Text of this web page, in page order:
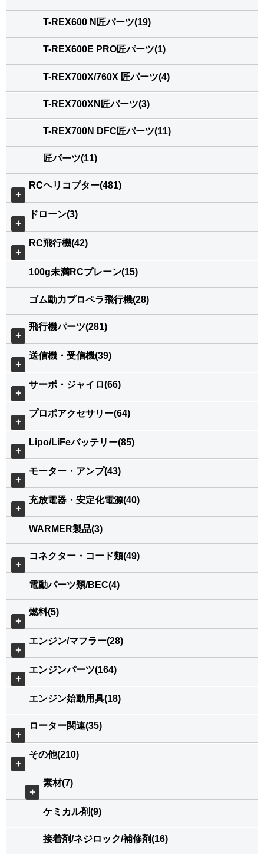
T-REX600 N匠パーツ(19)
T-REX600E PRO匠パーツ(1)
T-REX700X/760X 匠パーツ(4)
T-REX700XN匠パーツ(3)
T-REX700N DFC匠パーツ(11)
匠パーツ(11)
＋
RCヘリコプター(481)
＋
ドローン(3)
＋
RC飛行機(42)
100g未満RCプレーン(15)
ゴム動力プロペラ飛行機(28)
＋
飛行機パーツ(281)
＋
送信機・受信機(39)
＋
サーボ・ジャイロ(66)
＋
プロポアクセサリー(64)
＋
Lipo/LiFeバッテリー(85)
＋
モーター・アンプ(43)
＋
充放電器・安定化電源(40)
WARMER製品(3)
＋
コネクター・コード類(49)
電動パーツ類/BEC(4)
＋
燃料(5)
＋
エンジン/マフラー(28)
＋
エンジンパーツ(164)
エンジン始動用具(18)
＋
ローター関連(35)
＋
その他(210)
＋
素材(7)
ケミカル剤(9)
接着剤/ネジロック/補修剤(16)